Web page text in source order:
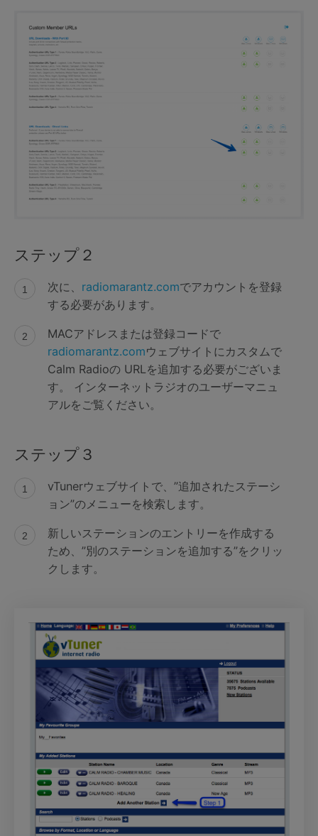
ステップ２
次に、 radiomarantz.comでアカウントを登録
する必要があります。
MACアドレスまたは登録コードで
radiomarantz.comウェブサイトにカスタムで
Calm Radioの URLを追加する必要がございま
す。 インターネットラジオのユーザーマニュ
アルをご覧ください。
ステップ３
vTunerウェブサイトで、”追加されたステーシ
ョン”のメニューを検索します。
新しいステーションのエントリーを作成する
ため、”別のステーションを追加する”をクリッ
クします。